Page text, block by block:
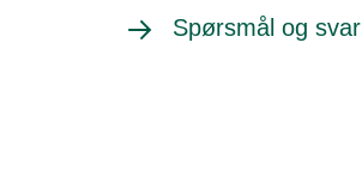
Spørsmål og svar